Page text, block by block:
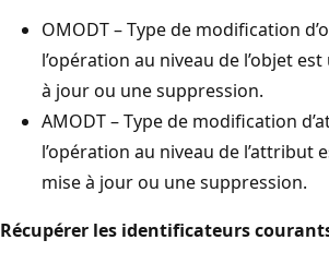
OMODT – Type de modification
l’opération au niveau de l’objet
à jour ou une suppression.
AMODT – Type de modification
l’opération au niveau de l’attribut
mise à jour ou une suppression.
Récupérer les identificateurs